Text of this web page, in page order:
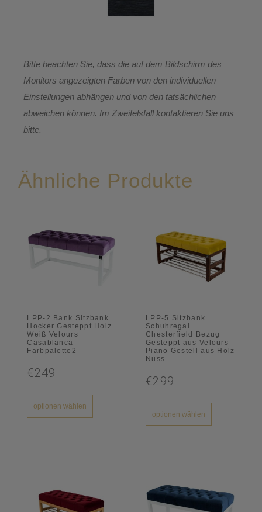
Bitte beachten Sie, dass die auf dem Bildschirm des
Monitors angezeigten Farben von den individuellen
Einstellungen abhängen und von den tatsächlichen
abweichen können. Im Zweifelsfall kontaktieren Sie uns
bitte.
Ähnliche Produkte
LPP-2 Bank Sitzbank
Hocker Gesteppt Holz
Weiß Velours
Casablanca
Farbpalette2
€249
optionen wählen
LPP-5 Sitzbank
Schuhregal
Chesterfield Bezug
Gesteppt aus Velours
Piano Gestell aus Holz
Nuss
€299
optionen wählen